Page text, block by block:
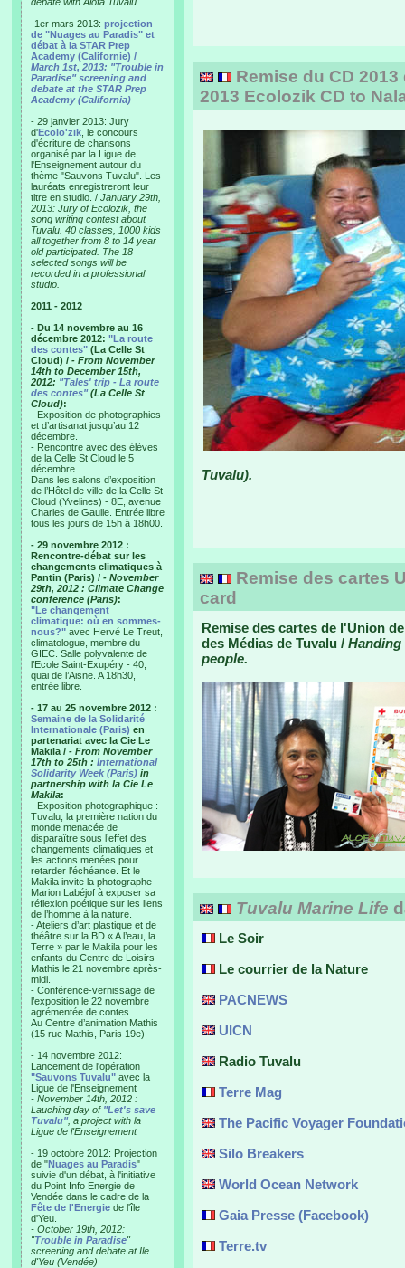
-1er mars 2013: projection
de "Nuages au Paradis" et
débat à la STAR Prep
Academy (Californie) /
March 1st, 2013: "Trouble in
Paradise" screening and
debate at the STAR Prep
Academy (California)
- 29 janvier 2013: Jury
d'Ecolo'zik , le concours
d'écriture de chansons
organisé par la Ligue de
l'Enseignement autour du
thème "Sauvons Tuvalu". Les
lauréats enregistreront leur
titre en studio. / January 29th,
2013: Jury of Ecolozik, the
song writing contest about
Tuvalu. 40 classes, 1000 kids
all together from 8 to 14 year
old participated. The 18
selected songs will be
recorded in a professional
studio.
2011 - 2012
- Du 14 novembre au 16
décembre 2012: "La route
des contes" (La Celle St
Cloud) / - From November
14th to December 15th,
2012: "Tales' trip - La route
des contes"(La Celle St
Cloud):
- Exposition de photographies
et d’artisanat jusqu’au 12
décembre.
- Rencontre avec des élèves
de la Celle St Cloud le 5
décembre
Dans les salons d’exposition
de l’Hôtel de ville de la Celle St
Cloud (Yvelines) - 8E, avenue
Charles de Gaulle. Entrée libre
tous les jours de 15h à 18h00.
- 29 novembre 2012 :
Rencontre-débat sur les
changements climatiques à
Pantin (Paris) / - November
29th, 2012 : Climate Change
conference (Paris):
"Le changement
climatique: où en sommes-
nous?" avec Hervé Le Treut,
climatologue, membre du
GIEC. Salle polyvalente de
l’Ecole Saint-Exupéry - 40,
quai de l’Aisne. A 18h30,
entrée libre.
- 17 au 25 novembre 2012 :
Semaine de la Solidarité
Internationale (Paris) en
partenariat avec la Cie Le
Makila / - From November
17th to 25th : International
Solidarity Week (Paris) in
partnership with la Cie Le
Makila:
- Exposition photographique :
Tuvalu, la première nation du
monde menacée de
disparaître sous l’effet des
changements climatiques et
les actions menées pour
retarder l’échéance. Et le
Makila invite la photographe
Marion Labéjof à exposer sa
réflexion poétique sur les liens
de l’homme à la nature.
- Ateliers d’art plastique et de
théâtre sur la BD « A l’eau, la
Terre » par le Makila pour les
enfants du Centre de Loisirs
Mathis le 21 novembre après-
midi.
- Conférence-vernissage de
l’exposition le 22 novembre
agrémentée de contes.
Au Centre d’animation Mathis
(15 rue Mathis, Paris 19e)
- 14 novembre 2012:
Lancement de l'opération
"Sauvons Tuvalu" avec la
Ligue de l'Enseignement
- November 14th, 2012 :
Lauching day of "Let's save
Tuvalu", a project with la
Ligue de l'Enseignement
- 19 octobre 2012: Projection
de "Nuages au Paradis"
suivie d'un débat, à l'initiative
du Point Info Energie de
Vendée dans le cadre de la
Fête de l'Energie de l'île
d'Yeu.
- October 19th, 2012:
"Trouble in Paradise"
screening and debate at Ile
d'Yeu (Vendée)
Remise du CD
2013 Ecolozik CD to
Tuvalu).
Remise des cartes
card
Remise des cartes de l'Union
des Médias de Tuvalu / Handing
people.
Tuvalu Marine Life
Le Soir
Le courrier de la Nature
PACNEWS
UICN
Radio Tuvalu
Terre Mag
The Pacific Voyager
Silo Breakers
World Ocean Network
Gaia Presse (Facebook)
Terre.tv